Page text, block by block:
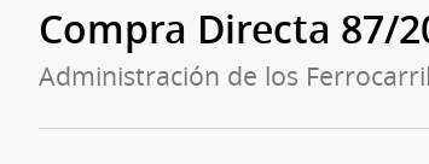
Compra Directa 87/
Administración de los